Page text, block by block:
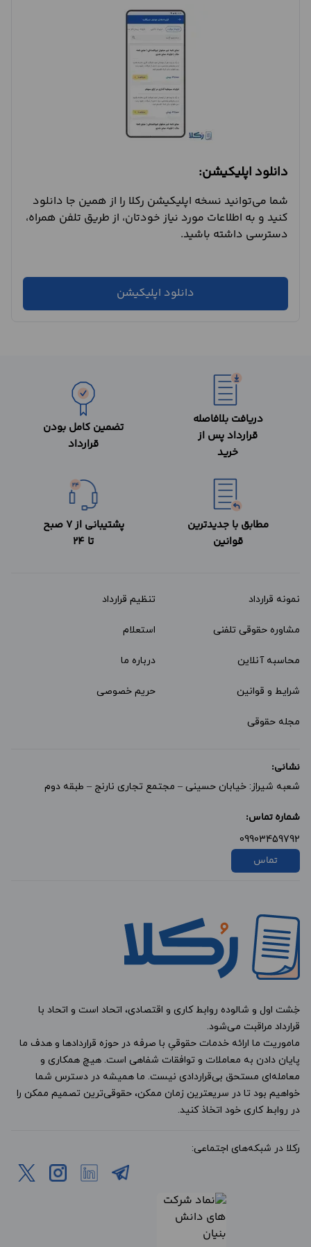
دانلود اپلیکیشن:
شما می‌توانید نسخه اپلیکیشن رکلا را از همین جا دانلود
کنید و به اطلاعات مورد نیاز خودتان، از طریق تلفن همراه،
دسترسی داشته باشید.
دانلود اپلیکیشن
دریافت بلافاصله
قرارداد پس از
خرید
تضمین کامل بودن
قرارداد
مطابق با جدیدترین
قوانین
پشتیبانی از 7 صبح
تا 24
نمونه قرارداد‌ تنظیم قرارداد
مشاوره حقوقی تلفنی استعلام
محاسبه آنلاین درباره ما
شرایط و قوانین حریم خصوصی
مجله حقوقی
نشانی:
شعبه شیراز: خیابان حسینی – مجتمع تجاری نارنج – طبقه دوم
شماره تماس:
09903459792
تماس
خِشت اول و شالوده روابط کاری و اقتصادی، اتحاد است و اتحاد با
قرارداد مراقبت می‌شود.
ماموریت ما ارائه خدمات حقوقیِ با صرفه در حوزه قراردادها و هدف ما
پایان دادن به معاملات و توافقات شفاهی است. هیچ همکاری و
معامله‌ای مستحق بی‌قراردادی نیست. ما همیشه در دسترس شما
خواهیم بود تا در سریعترین زمان ممکن، حقوقی‌ترین تصمیم ممکن را
در روابط کاری خود اتخاذ کنید.
رکلا در شبکه‌های اجتماعی: